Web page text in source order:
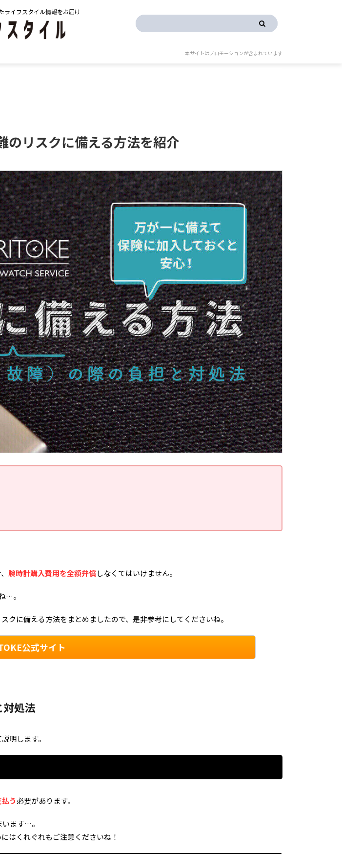
ライフスタイル情報をお届け
本サイトはプロモーションが含まれています
のリスクに備える方法を紹介
腕時計購入費用を全額弁償しなくてはいけません。
…。
に備える方法をまとめましたので、是非参考にしてくださいね。
公式サイト
処法
明します。
う必要があります。
ます…。
はくれぐれもご注意くださいね！